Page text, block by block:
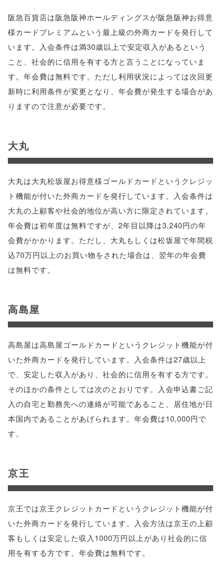
阪急百貨店は阪急阪神ホールディングスが阪急阪神お得意
様カードプレミアムという最上級の外商カードを発行して
います。入会条件は満30歳以上で安定収入があるという
こと、社会的に信用を有する方と言うことになっていま
す。年会費は無料です。ただし利用状況によっては次回更
新時に利用条件が変更となり、年会費が発生する場合があ
りますので注意が必要です。
大丸
大丸は大丸松坂屋お得意様ゴールドカードというクレジッ
ト機能が付いた外商カードを発行しています。入会条件は
大丸の上顧客や社会的地位が高い方に限定されています。
年会費は初年度は無料ですが、2年目以降は3,240円の年
会費がかかります。ただし、大丸もしくは松坂屋で年間税
込70万円以上のお買い物をされた場合は、翌年の年会費
は無料です。
高島屋
高島屋は高島屋ゴールドカードというクレジット機能が付
いた外商カードを発行しています。入会条件は27歳以上
で、安定した収入があり、社会的に信用を有する方です。
そのほかの条件としては次のとおりです。入会申込書ご記
入の自宅と勤務先への連絡が可能であること、居住地が日
本国内であることがあげられます。年会費は10,000円で
す。
京王
京王では京王クレジットカードというクレジット機能が付
いた外商カードを発行しています。入会方法は京王の上顧
客もしくは安定した収入1000万円以上があり社会的に信
用を有する方です。年会費は無料です。